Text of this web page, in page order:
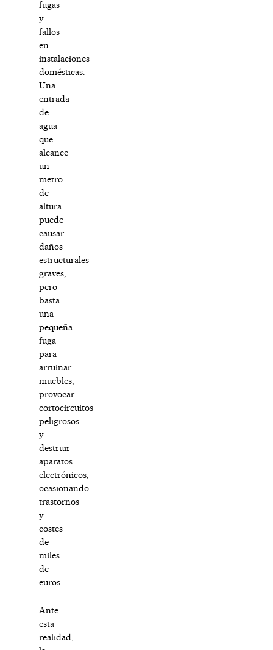
fugas
y
fallos
en
instalaciones
domésticas.
Una
entrada
de
agua
que
alcance
un
metro
de
altura
puede
causar
daños
estructurales
graves,
pero
basta
una
pequeña
fuga
para
arruinar
muebles,
provocar
cortocircuitos
peligrosos
y
destruir
aparatos
electrónicos,
ocasionando
trastornos
y
costes
de
miles
de
euros.
Ante
esta
realidad,